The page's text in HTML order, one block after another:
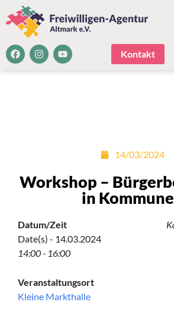
Kontakt
14/03/2024
Workshop –
in
Datum/Zeit
Date(s) - 14.03.2024
14:00 - 16:00
Veranstaltungsort
Kleine Markthalle